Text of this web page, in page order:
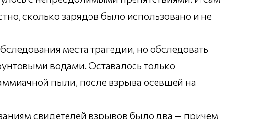
сколько зарядов было использовано и не
места трагедии, но обследовать
водами. Оставалось только
пыли, после взрыва осевшей на
свидетелей взрывов было два — причем